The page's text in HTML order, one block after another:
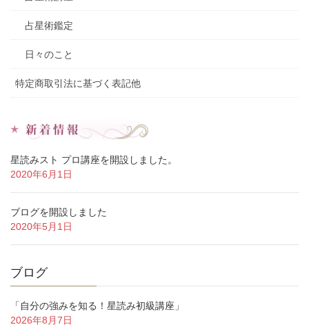
占星術鑑定
日々のこと
特定商取引法に基づく表記他
星読みスト プロ講座を開設しました。
2020年6月1日
ブログを開設しました
2020年5月1日
ブログ
「自分の強みを知る！星読み初級講座」
2026年8月7日